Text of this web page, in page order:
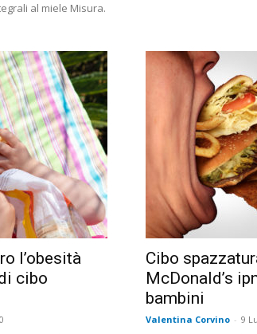
al miele Misura.
l’obesità
cibo
Cibo
McDonald’s
bambini
Valentina Corvino - 9